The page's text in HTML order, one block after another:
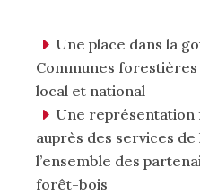
Une place dans la
Communes forestières
local et national
Une représentation
auprès des services de
l’ensemble des
forêt-bois